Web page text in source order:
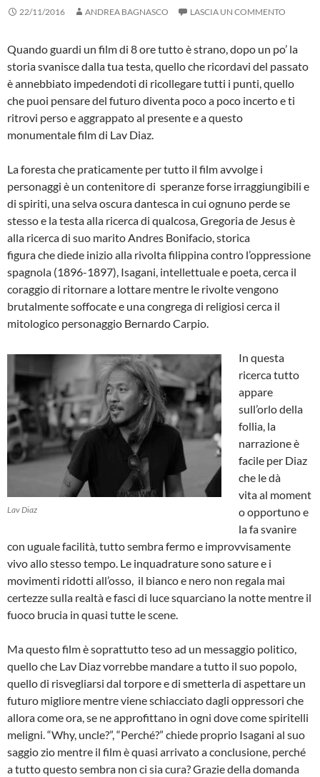
22/11/2016 ANDREA BAGNASCO LASCIA UN COMMENTO
Quando guardi un film di 8 ore tutto è strano, dopo un po’ la
storia svanisce dalla tua testa, quello che ricordavi del passato
è annebbiato impedendoti di ricollegare tutti i punti, quello
che puoi pensare del futuro diventa poco a poco incerto e ti
ritrovi perso e aggrappato al presente e a questo
monumentale film di Lav Diaz.
La foresta che praticamente per tutto il film avvolge i
personaggi è un contenitore di speranze forse irraggiungibili e
di spiriti, una selva oscura dantesca in cui ognuno perde se
stesso e la testa alla ricerca di qualcosa, Gregoria de Jesus è
alla ricerca di suo marito Andres Bonifacio, storica
figura che diede inizio alla rivolta filippina contro l’oppressione
spagnola (1896-1897), Isagani, intellettuale e poeta, cerca il
coraggio di ritornare a lottare mentre le rivolte vengono
brutalmente soffocate e una congrega di religiosi cerca il
mitologico personaggio Bernardo Carpio.
Lav Diaz
In questa
ricerca tutto
appare
sull’orlo della
follia, la
narrazione è
facile per Diaz
che le dà
vita al moment
o opportuno e
la fa svanire
con uguale facilità, tutto sembra fermo e improvvisamente
vivo allo stesso tempo. Le inquadrature sono sature e i
movimenti ridotti all’osso, il bianco e nero non regala mai
certezze sulla realtà e fasci di luce squarciano la notte mentre il
fuoco brucia in quasi tutte le scene.
Ma questo film è soprattutto teso ad un messaggio politico,
quello che Lav Diaz vorrebbe mandare a tutto il suo popolo,
quello di risvegliarsi dal torpore e di smetterla di aspettare un
futuro migliore mentre viene schiacciato dagli oppressori che
allora come ora, se ne approfittano in ogni dove come spiritelli
meligni. “Why, uncle?”, “Perché?” chiede proprio Isagani al suo
saggio zio mentre il film è quasi arrivato a conclusione, perché
a tutto questo sembra non ci sia cura? Grazie della domanda